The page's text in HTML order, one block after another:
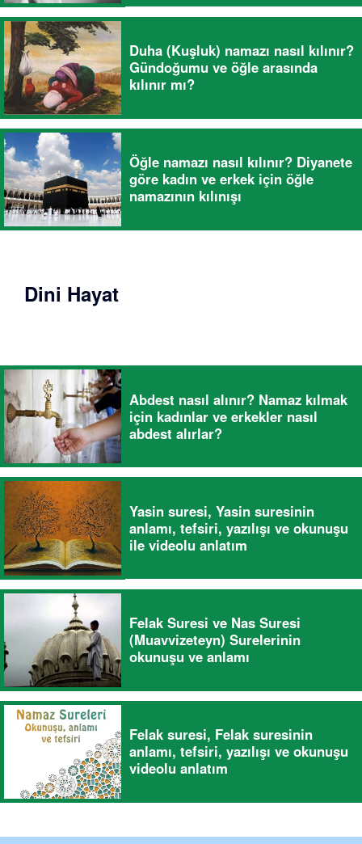
Duha (Kuşluk) namazı nasıl kılınır?
Gündoğumu ve öğle arasında
kılınır mı?
Öğle namazı nasıl kılınır? Diyanete
göre kadın ve erkek için öğle
namazının kılınışı
Dini Hayat
Abdest nasıl alınır? Namaz kılmak
için kadınlar ve erkekler nasıl
abdest alırlar?
Yasin suresi, Yasin suresinin
anlamı, tefsiri, yazılışı ve okunuşu
ile videolu anlatım
Felak Suresi ve Nas Suresi
(Muavvizeteyn) Surelerinin
okunuşu ve anlamı
Felak suresi, Felak suresinin
anlamı, tefsiri, yazılışı ve okunuşu
videolu anlatım